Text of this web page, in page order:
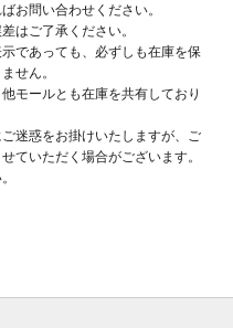
お問い合わせください。
はご了承ください。
であっても、必ずしも在庫を保
せん。
モールとも在庫を共有しており
迷惑をお掛けいたしますが、ご
ていただく場合がございます。